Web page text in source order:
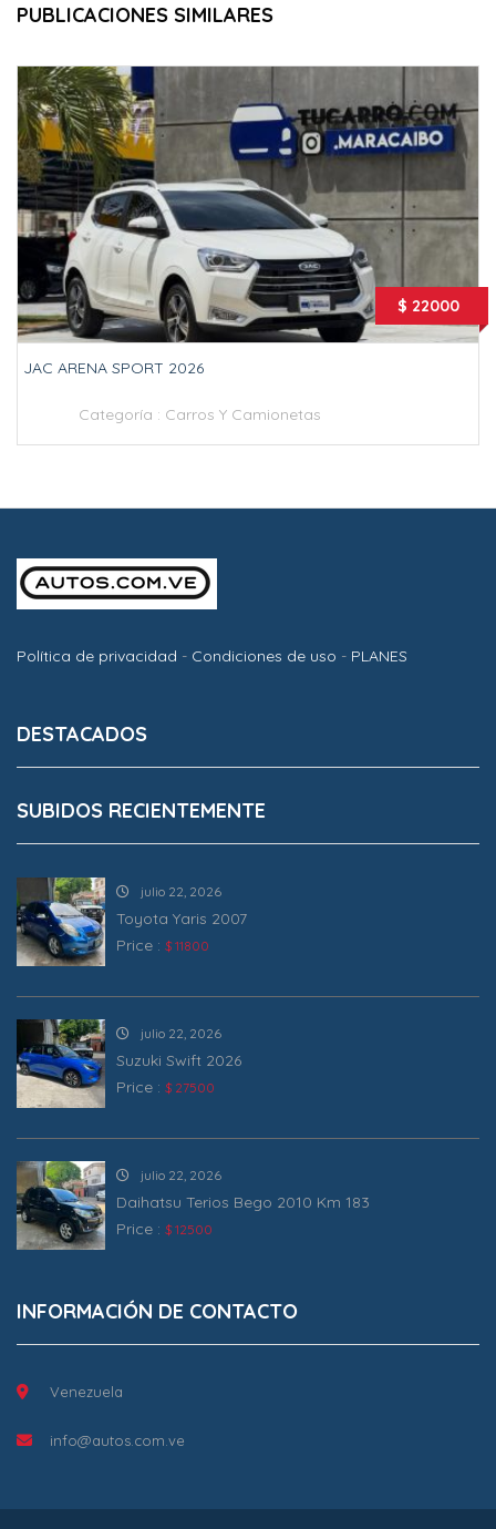
PUBLICACIONES SIMILARES
$ 22000
JAC ARENA SPORT 2026
Categoría : Carros Y Camionetas
Política de privacidad - Condiciones de uso - PLANES
DESTACADOS
SUBIDOS RECIENTEMENTE
julio 22, 2026
Toyota Yaris 2007
Price : $ 11800
julio 22, 2026
Suzuki Swift 2026
Price : $ 27500
julio 22, 2026
Daihatsu Terios Bego 2010 Km 183
Price : $ 12500
INFORMACIÓN DE CONTACTO
Venezuela
info@autos.com.ve